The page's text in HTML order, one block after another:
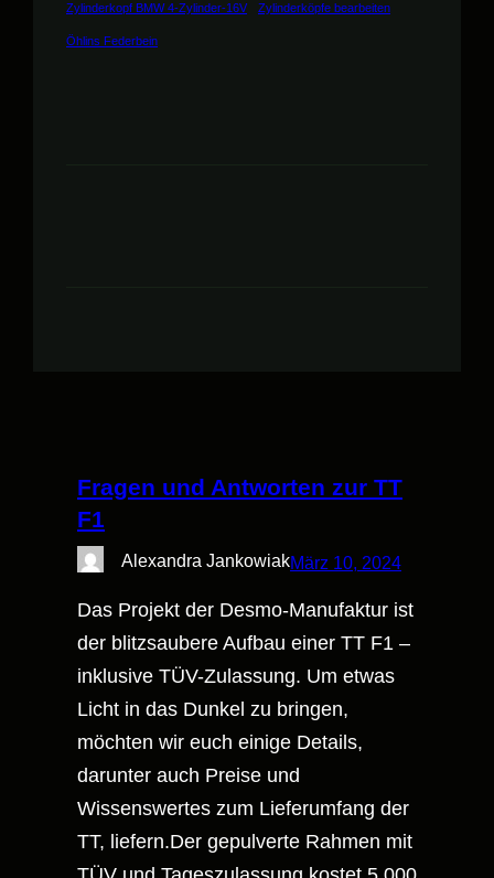
Zylinderkopf BMW 4-Zylinder-16V Zylinderköpfe bearbeiten
Öhlins Federbein
Fragen und Antworten zur TT
F1
Alexandra JankowiakMärz 10, 2024
Das Projekt der Desmo-Manufaktur ist
der blitzsaubere Aufbau einer TT F1 –
inklusive TÜV-Zulassung. Um etwas
Licht in das Dunkel zu bringen,
möchten wir euch einige Details,
darunter auch Preise und
Wissenswertes zum Lieferumfang der
TT, liefern.Der gepulverte Rahmen mit